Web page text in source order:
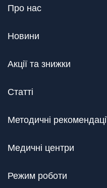
Про нас
Новини
Акції та знижки
Статті
Методичні
Медичні центри
Режим роботи